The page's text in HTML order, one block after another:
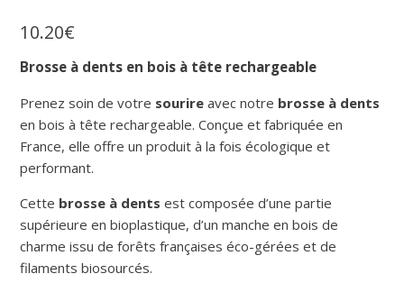
10.20€
Brosse à dents en bois à tête rechargeable
Prenez soin de votre sourire avec notre brosse à dents
en bois à tête rechargeable. Conçue et fabriquée en
France, elle offre un produit à la fois écologique et
performant.
Cette brosse à dents est composée d’une partie
supérieure en bioplastique, d’un manche en bois de
charme issu de forêts françaises éco-gérées et de
filaments biosourcés.